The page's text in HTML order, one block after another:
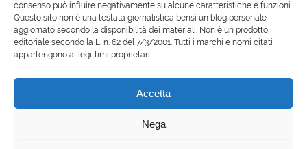
consenso può influire negativamente su alcune caratteristiche e funzioni.
Questo sito non è una testata giornalistica bensì un blog personale
aggiornato secondo la disponibilità dei materiali. Non è un prodotto
editoriale secondo la L. n. 62 del 7/3/2001. Tutti i marchi e nomi citati
appartengono ai legittimi proprietari.
Accetta
Nega
Tech
tecnologia
travel
Uncategorized
wedding